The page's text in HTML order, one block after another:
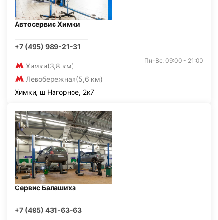
Автосервис Химки
+7 (495) 989-21-31
Химки(3,8 км)
Левобережная(5,6 км)
Пн-Вс: 09:00 - 21:00
Химки, ш Нагорное, 2к7
Сервис Балашиха
+7 (495) 431-63-63